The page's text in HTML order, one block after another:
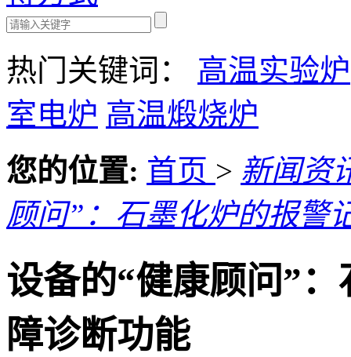
热门关键词： 高温实验炉
室电炉 高温煅烧炉
您的位置: 首页 > 新闻资
顾问”：石墨化炉的报警
设备的“健康顾问”
障诊断功能